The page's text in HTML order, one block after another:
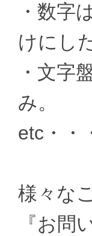
・数字
けにし
・文字
み。
etc・・
様々な
『お問